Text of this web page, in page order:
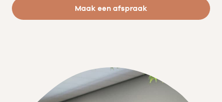
Maak een afspraak